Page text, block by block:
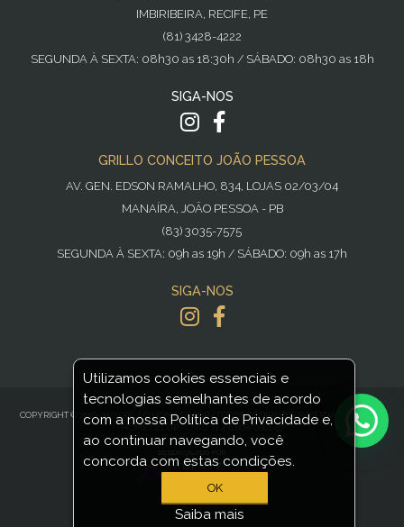
IMBIRIBEIRA, RECIFE, PE
(81) 3428-4222
SEGUNDA À SEXTA: 08h30 as 18:30h / SÁBADO: 08h30 as 18h
SIGA-NOS
GRILLO CONCEITO JOÃO PESSOA
AV. GEN. EDSON RAMALHO, 834, LOJAS 02/03/04
MANAÍRA, JOÃO PESSOA - PB
(83) 3035-7575
SEGUNDA À SEXTA: 09h as 19h / SÁBADO: 09h as 17h
SIGA-NOS
POWERED BYNOPCOMMERCE
COPYRIGHT © 2016-2021 GRILLO HOME DECOR - TODOS OS DIREITOS RESERVADOS GRILLO
HOME DECOR - CNPJ: 11.431.608/0001-97
Utilizamos cookies essenciais e
tecnologias semelhantes de acordo
com a nossa Política de Privacidade e,
ao continuar navegando, você
concorda com estas condições.
OK
Saiba mais